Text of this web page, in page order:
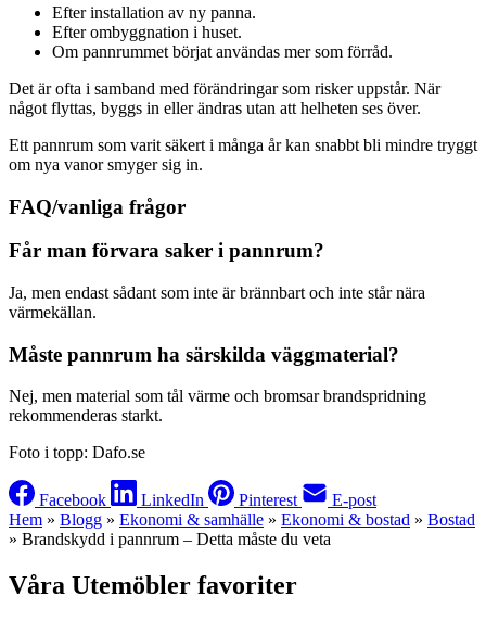
Efter installation av ny panna.
Efter ombyggnation i huset.
Om pannrummet börjat användas mer som förråd.
Det är ofta i samband med förändringar som risker uppstår. När
något flyttas, byggs in eller ändras utan att helheten ses över.
Ett pannrum som varit säkert i många år kan snabbt bli mindre tryggt
om nya vanor smyger sig in.
FAQ/vanliga frågor
Får man förvara saker i pannrum?
Ja, men endast sådant som inte är brännbart och inte står nära
värmekällan.
Måste pannrum ha särskilda väggmaterial?
Nej, men material som tål värme och bromsar brandspridning
rekommenderas starkt.
Foto i topp: Dafo.se
Facebook LinkedIn Pinterest
E-post
Hem » Blogg » Ekonomi & samhälle » Ekonomi & bostad » Bostad
» Brandskydd i pannrum – Detta måste du veta
Våra Utemöbler favoriter